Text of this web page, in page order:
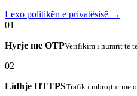
Lexo politikën e privatësisë →
01
Hyrje me OTPVerifikim i numrit të
02
Lidhje HTTPSTrafik i mbrojtur me